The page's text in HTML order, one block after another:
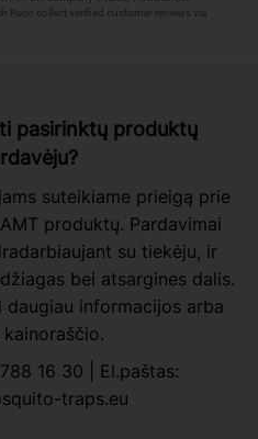
pasirinktų produktų
suteikiame prieigą prie
produktų. Pardavimai
su tiekėju, ir
bei atsargines dalis.
daugiau informacijos arba
16 30 | El.paštas:
traps.eu